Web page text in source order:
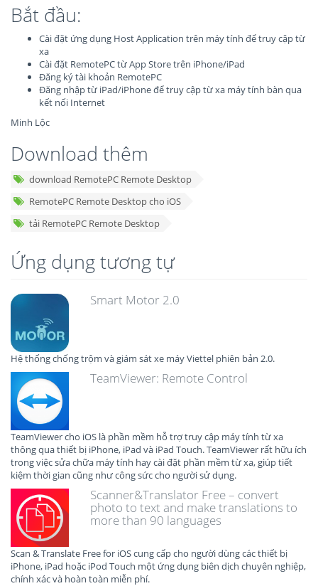
Bắt đầu:
Cài đặt ứng dụng Host Application trên máy tính để truy cập từ
xa
Cài đặt RemotePC từ App Store trên iPhone/iPad
Đăng ký tài khoản RemotePC
Đăng nhập từ iPad/iPhone để truy cập từ xa máy tính bàn qua
kết nối Internet
Minh Lộc
Download thêm
download RemotePC Remote Desktop
RemotePC Remote Desktop cho iOS
tải RemotePC Remote Desktop
Ứng dụng tương tự
Smart Motor 2.0
Hệ thống chống trộm và giám sát xe máy Viettel phiên bản 2.0.
TeamViewer: Remote Control
TeamViewer cho iOS là phần mềm hỗ trợ truy cập máy tính từ xa
thông qua thiết bị iPhone, iPad và iPad Touch. TeamViewer rất hữu ích
trong việc sửa chữa máy tính hay cài đặt phần mềm từ xa, giúp tiết
kiệm thời gian cũng như công sức cho người sử dụng.
Scanner&Translator Free – convert
photo to text and make translations to
more than 90 languages
Scan & Translate Free for iOS cung cấp cho người dùng các thiết bị
iPhone, iPad hoặc iPod Touch một ứng dụng biên dịch chuyên nghiệp,
chính xác và hoàn toàn miễn phí.